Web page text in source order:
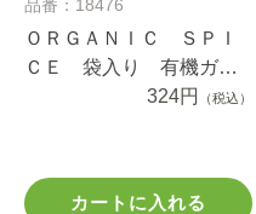
品番：18476
ＯＲＧＡＮＩＣ ＳＰＩ
ＣＥ 袋入り 有機ガー
リック（あらびき） １
324円 （税込）
カートに入れる